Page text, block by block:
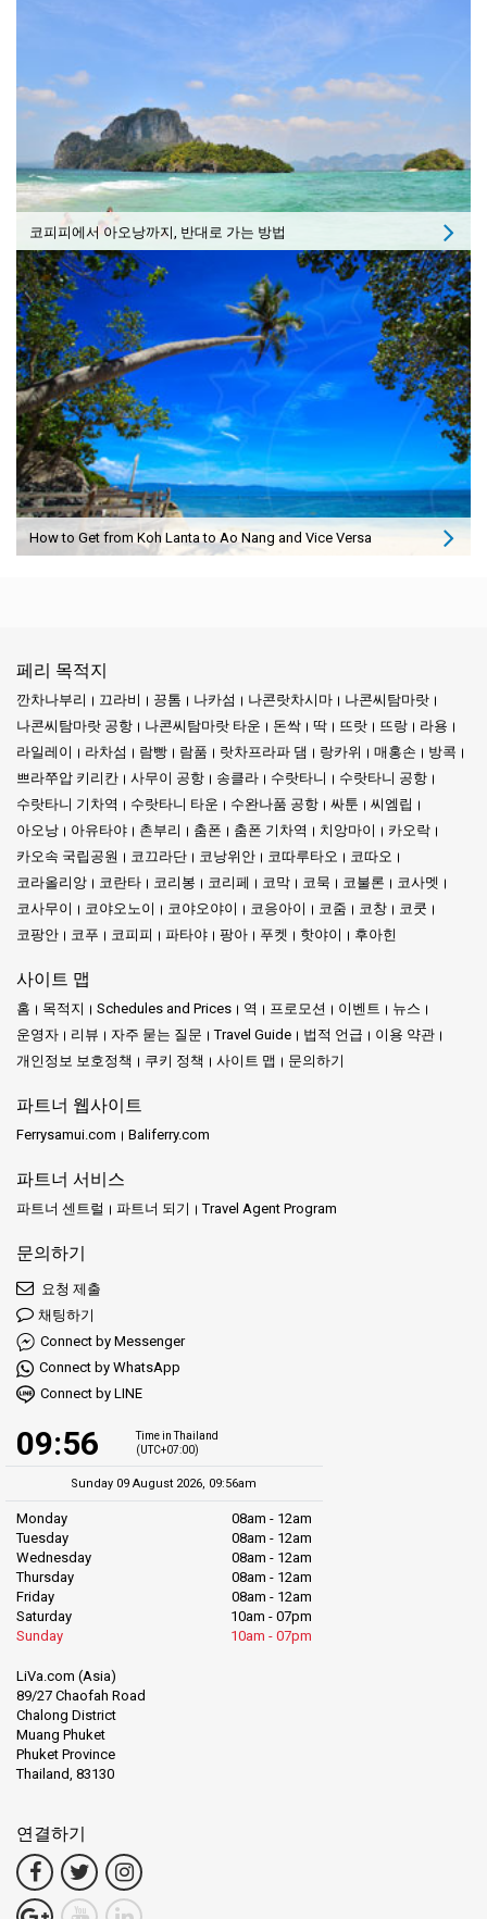
코피피에서 아오낭까지, 반대로 가는 방법
How to Get from Koh Lanta to Ao Nang and Vice Versa
페리 목적지
깐차나부리 끄라비 끙톰 나카섬 나콘랏차시마
나콘씨탐마랏
나콘씨탐마랏 공항
나콘씨탐마랏 타운 돈싹 딱 뜨랏 뜨랑
라용
라일레이
라차섬 람빵 람품 랏차프라파 댐 랑카위 매홍손
방콕
쁘라쭈압 키리칸
사무이 공항 송클라 수랏타니
수랏타니 공항
수랏타니 기차역
수랏타니 타운 수완나품 공항 싸툰
씨엠립
아오낭
아유타야 촌부리 춤폰 춤폰 기차역 치앙마이
카오락
카오속 국립공원
코끄라단 코낭위안 코따루타오
코따오
코라올리앙
코란타 코리봉 코리페 코막 코묵 코불론
코사멧
코사무이
코야오노이 코야오야이 코응아이 코줌 코창
코쿳
코팡안
코푸 코피피 파타야 팡아 푸켓 핫야이 후아힌
사이트 맵
홈 목적지 Schedules and Prices 역 프로모션 이벤트
뉴스
운영자
리뷰 자주 묻는 질문 Travel Guide 법적 언급
이용 약관
개인정보 보호정책
쿠키 정책 사이트 맵 문의하기
파트너 웹사이트
Ferrysamui.com Baliferry.com
파트너 서비스
파트너 센트럴 파트너 되기 Travel Agent Program
문의하기
요청 제출
채팅하기
Connect by Messenger
Connect by WhatsApp
Connect by LINE
09:56
Time in Thailand
(UTC+07:00)
Sunday 09 August 2026, 09:56am
Monday
08am - 12am
Tuesday
08am - 12am
Wednesday
08am - 12am
Thursday
08am - 12am
Friday
08am - 12am
Saturday
10am - 07pm
Sunday
10am - 07pm
LiVa.com (Asia)
89/27 Chaofah Road
Chalong District
Muang Phuket
Phuket Province
Thailand, 83130
연결하기